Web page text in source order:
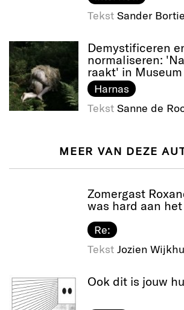
Tekst Sander
Demystificeren
normaliseren:
raakt' in
Harnas
Tekst Sanne de
MEER VAN DEZE
Zomergast
was hard aan
Re:
Tekst Jozien
Ook dit is jouw